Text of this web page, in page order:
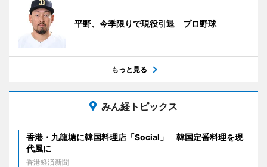
平野、今季限りで現役引退 プロ野球
もっと見る
みん経トピックス
香港・九龍塘に韓国料理店「Social」 韓国定番料理を現
代風に
香港経済新聞